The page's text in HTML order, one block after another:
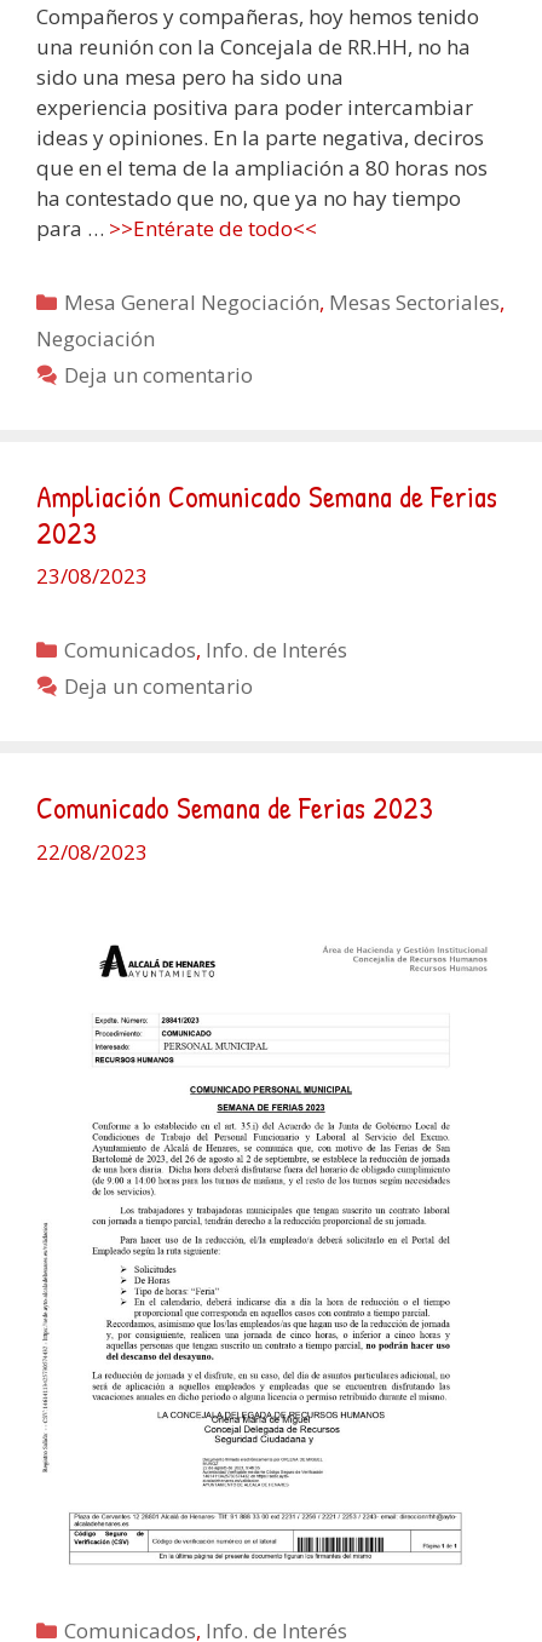
Compañeros y compañeras, hoy hemos tenido
una reunión con la Concejala de RR.HH, no ha
sido una mesa pero ha sido una
experiencia positiva para poder intercambiar
ideas y opiniones. En la parte negativa, deciros
que en el tema de la ampliación a 80 horas nos
ha contestado que no, que ya no hay tiempo
para … >>Entérate de todo<<
Categorías
Mesa General Negociación, Mesas Sectoriales,
Negociación
Deja un comentario
Ampliación Comunicado Semana de Ferias
2023
23/08/2023
Categorías
Comunicados, Info. de Interés
Deja un comentario
Comunicado Semana de Ferias 2023
22/08/2023
Categorías
Comunicados, Info. de Interés